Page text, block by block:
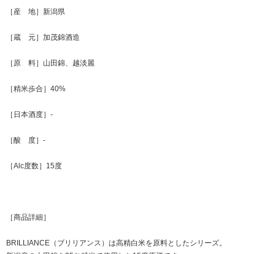
［産 地］新潟県
［蔵 元］加茂錦酒造
［原 料］山田錦、越淡麗
［精米歩合］40%
［日本酒度］-
［酸 度］-
［Alc度数］15度
［商品詳細］
BRILLIANCE（ブリリアンス）は高精白米を原料としたシリーズ。